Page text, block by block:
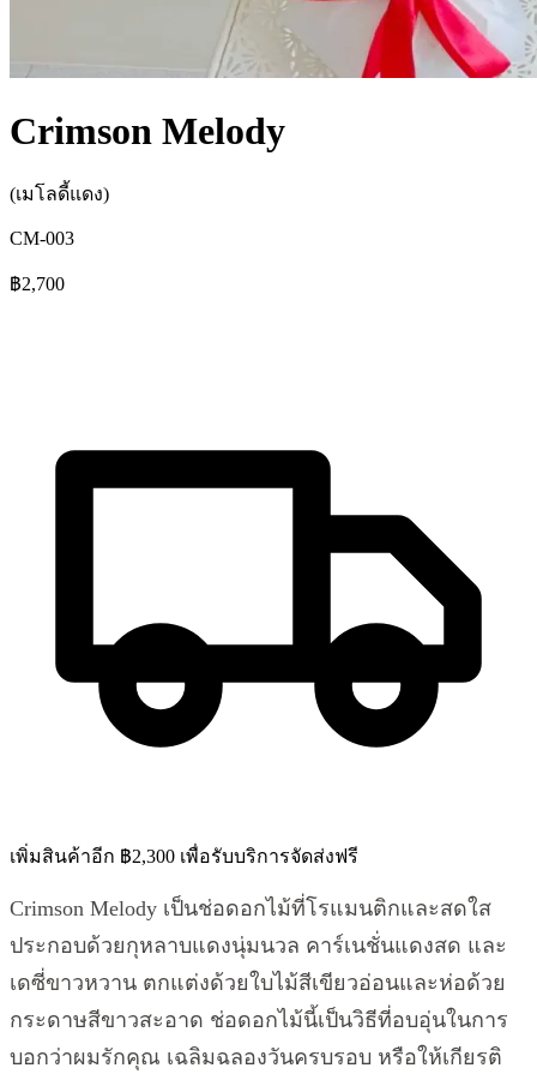
Crimson Melody
(เมโลดี้แดง)
CM-003
฿2,700
เพิ่มสินค้าอีก ฿2,300 เพื่อรับบริการจัดส่งฟรี
Crimson Melody เป็นช่อดอกไม้ที่โรแมนติกและสดใส
ประกอบด้วยกุหลาบแดงนุ่มนวล คาร์เนชั่นแดงสด และ
เดซี่ขาวหวาน ตกแต่งด้วยใบไม้สีเขียวอ่อนและห่อด้วย
กระดาษสีขาวสะอาด ช่อดอกไม้นี้เป็นวิธีที่อบอุ่นในการ
บอกว่าผมรักคุณ เฉลิมฉลองวันครบรอบ หรือให้เกียรติ